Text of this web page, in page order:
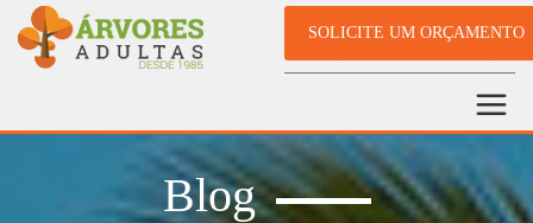
SOLICITE UM ORÇAMENTO
Blog